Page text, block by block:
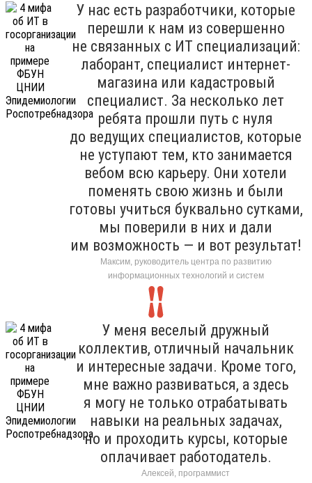
У нас есть разработчики, которые
перешли к нам из совершенно
не связанных с ИТ специализаций:
лаборант, специалист интернет-
магазина или кадастровый
специалист. За несколько лет
ребята прошли путь с нуля
до ведущих специалистов, которые
не уступают тем, кто занимается
вебом всю карьеру. Они хотели
поменять свою жизнь и были
готовы учиться буквально сутками,
мы поверили в них и дали
им возможность — и вот результат!
Максим, руководитель центра по развитию
информационных технологий и систем
У меня веселый дружный
коллектив, отличный начальник
и интересные задачи. Кроме того,
мне важно развиваться, а здесь
я могу не только отрабатывать
навыки на реальных задачах,
но и проходить курсы, которые
оплачивает работодатель.
Алексей, программист